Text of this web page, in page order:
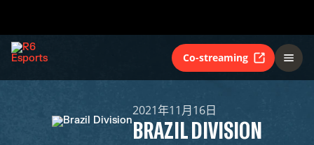
Co-streaming
2021年11月16日
BRAZIL DIVISION